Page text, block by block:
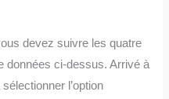
devez suivre les quatre
données ci-dessus. Arrivé à
l’option